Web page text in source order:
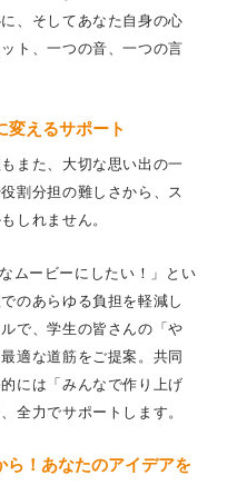
、そしてあなた自身の心
ト、一つの音、一つの言
変えるサポート
また、大切な思い出の一
割分担の難しさから、ス
しれません。
ムービーにしたい！」とい
のあらゆる負担を軽減し
で、学生の皆さんの「や
適な道筋をご提案。共同
には「みんなで作り上げ
全力でサポートします。
ら！あなたのアイデアを